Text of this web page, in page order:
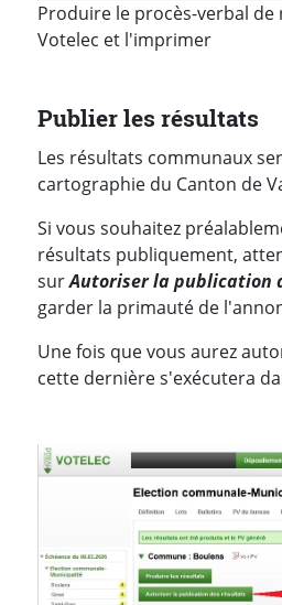
Produire le procès-verbal de
Votelec et l'imprimer
Publier les résultats
Les résultats communaux
cartographie du Canton de
Si vous souhaitez
résultats publiquement,
surAutoriser la publication
garder la primauté de
Une fois que vous aurez
cette dernière s'exécutera